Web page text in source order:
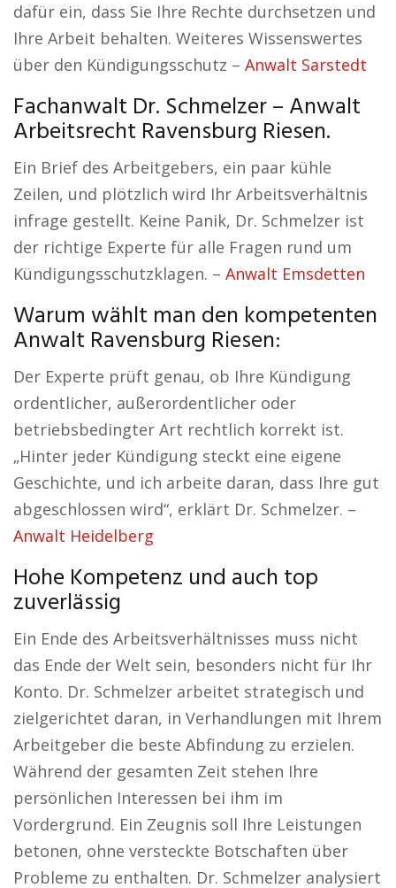
dafür ein, dass Sie Ihre Rechte durchsetzen und
Ihre Arbeit behalten. Weiteres Wissenswertes
über den Kündigungsschutz – Anwalt Sarstedt
Fachanwalt Dr. Schmelzer – Anwalt
Arbeitsrecht Ravensburg Riesen.
Ein Brief des Arbeitgebers, ein paar kühle
Zeilen, und plötzlich wird Ihr Arbeitsverhältnis
infrage gestellt. Keine Panik, Dr. Schmelzer ist
der richtige Experte für alle Fragen rund um
Kündigungsschutzklagen. – Anwalt Emsdetten
Warum wählt man den kompetenten
Anwalt Ravensburg Riesen:
Der Experte prüft genau, ob Ihre Kündigung
ordentlicher, außerordentlicher oder
betriebsbedingter Art rechtlich korrekt ist.
„Hinter jeder Kündigung steckt eine eigene
Geschichte, und ich arbeite daran, dass Ihre gut
abgeschlossen wird“, erklärt Dr. Schmelzer. –
Anwalt Heidelberg
Hohe Kompetenz und auch top
zuverlässig
Ein Ende des Arbeitsverhältnisses muss nicht
das Ende der Welt sein, besonders nicht für Ihr
Konto. Dr. Schmelzer arbeitet strategisch und
zielgerichtet daran, in Verhandlungen mit Ihrem
Arbeitgeber die beste Abfindung zu erzielen.
Während der gesamten Zeit stehen Ihre
persönlichen Interessen bei ihm im
Vordergrund. Ein Zeugnis soll Ihre Leistungen
betonen, ohne versteckte Botschaften über
Probleme zu enthalten. Dr. Schmelzer analysiert